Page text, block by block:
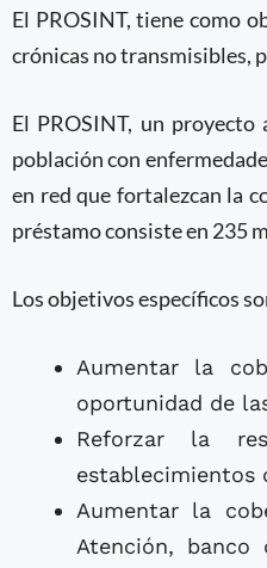
El PROSINT, tiene como
crónicas no transmisibles,
El PROSINT, un
población con
en red que fortalezcan la
préstamo consiste en 235
Los objetivos específicos
Aumentar la
oportunidad de
Reforzar la
establecimientos
Aumentar la
Atención,